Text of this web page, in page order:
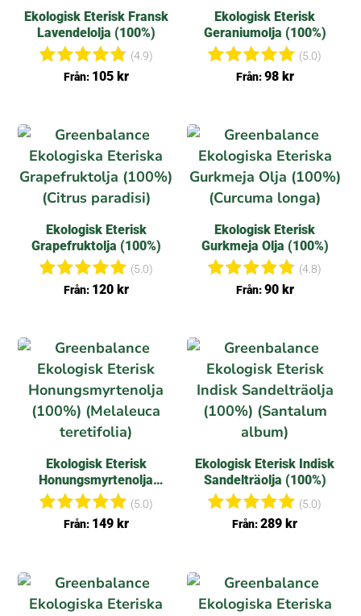
Ekologisk Eterisk Fransk
Lavendelolja (100%)
Betygsat
(4.9)
Från: 105 kr
Ekologisk Eterisk
Geraniumolja (100%)
Betygsat
(5.0)
Från:98 kr
Ekologisk Eterisk
Grapefruktolja (100%)
Betygsat
(5.0)
Från: 120 kr
Ekologisk Eterisk
Gurkmeja Olja (100%)
Betygsat
(4.8)
Från:90 kr
Ekologisk Eterisk
Honungsmyrtenolja
(100%)
Betygsat
(5.0)
Från: 149 kr
Ekologisk Eterisk Indisk
Sandelträolja (100%)
Betygsat
(5.0)
Från:289 kr